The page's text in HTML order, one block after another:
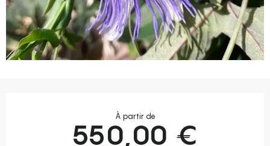
À partir de
550,00 €